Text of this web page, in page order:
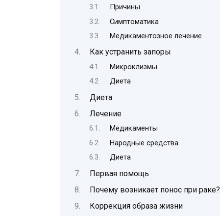
Причины
Симптоматика
Медикаментозное лечение
Как устранить запоры
Микроклизмы
Диета
Диета
Лечение
Медикаменты
Народные средства
Диета
Первая помощь
Почему возникает понос при раке?
Коррекция образа жизни